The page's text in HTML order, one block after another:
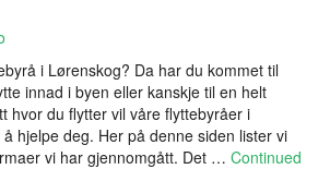
i Lørenskog? Da har du kommet til
innad i byen eller kanskje til en helt
hvor du flytter vil våre flyttebyråer i
hjelpe deg. Her på denne siden lister vi
vi har gjennomgått. Det … Continued